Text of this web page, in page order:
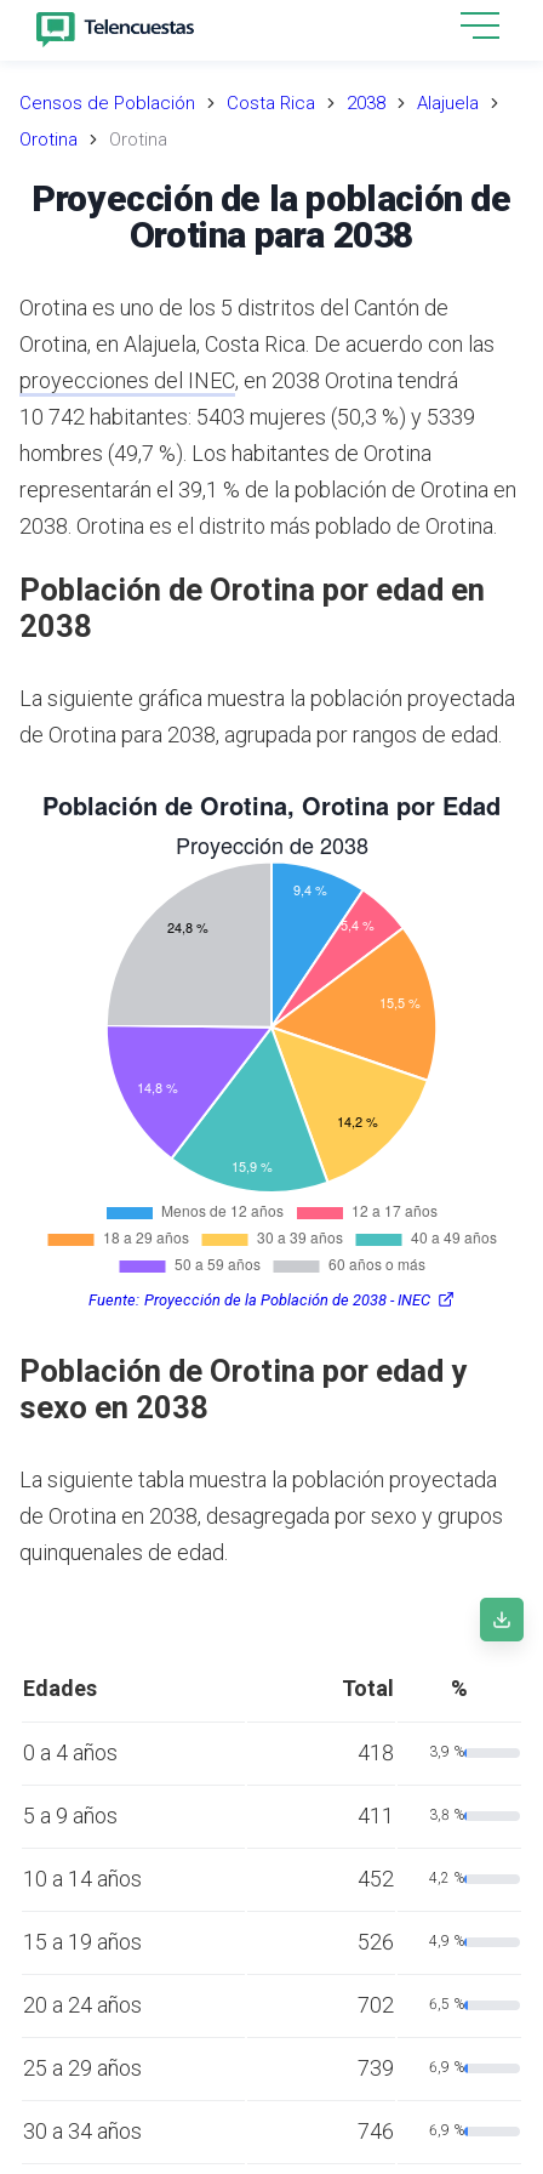
Censos de Población Costa Rica 2038
Alajuela
Orotina
Orotina
Proyección de la población de
Orotina para 2038
Orotina es uno de los 5 distritos del Cantón de
Orotina, en Alajuela, Costa Rica. De acuerdo con las
proyecciones del INEC, en 2038 Orotina tendrá
10 742 habitantes: 5403 mujeres (50,3 %) y 5339
hombres (49,7 %). Los habitantes de Orotina
representarán el 39,1 % de la población de Orotina en
2038. Orotina es el distrito más poblado de Orotina.
Población de Orotina por edad en
2038
La siguiente gráfica muestra la población proyectada
de Orotina para 2038, agrupada por rangos de edad.
Fuente: Proyección de la Población de 2038 - INEC
Población de Orotina por edad y
sexo en 2038
La siguiente tabla muestra la población proyectada
de Orotina en 2038, desagregada por sexo y grupos
quinquenales de edad.
Edades Total %
0 a 4 años 418 3,9 %
5 a 9 años 411 3,8 %
10 a 14 años 452 4,2 %
15 a 19 años 526 4,9 %
20 a 24 años 702 6,5 %
25 a 29 años 739 6,9 %
30 a 34 años 746 6,9 %